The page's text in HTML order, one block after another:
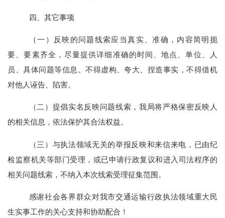
四、其它事项
（一）反映的问题线索应当真实、准确，内容简明扼
要、要素齐全，尽量提供详细准确的时间、地点、单位、人
员、具体问题等信息。不得虚构、夸大、捏造事实，不得借机
对他人诬告、陷害。
（二）提倡实名反映问题线索，我局将严格保密反映人
的相关信息，依法保护其合法权益。
（三）与执法领域无关的举报反映和来信来电，已由纪
检监察机关等部门受理，或已申请行政复议和进入司法程序的
相关问题线索，不纳入本次线索受理征集范围。
感谢社会各界群众对我市交通运输行政执法领域重大民
生实事工作的关心支持和协助配合！